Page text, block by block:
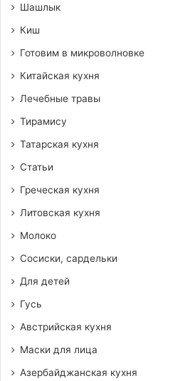
Шашлык
Киш
Готовим в микроволновке
Китайская кухня
Лечебные травы
Тирамису
Татарская кухня
Статьи
Греческая кухня
Литовская кухня
Молоко
Сосиски, сардельки
Для детей
Гусь
Австрийская кухня
Маски для лица
Азербайджанская кухня